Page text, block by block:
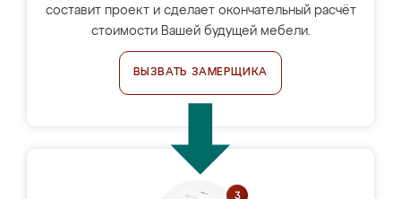
составит проект и сделает окончательный расчёт
стоимости Вашей будущей мебели.
ВЫЗВАТЬ ЗАМЕРЩИКА